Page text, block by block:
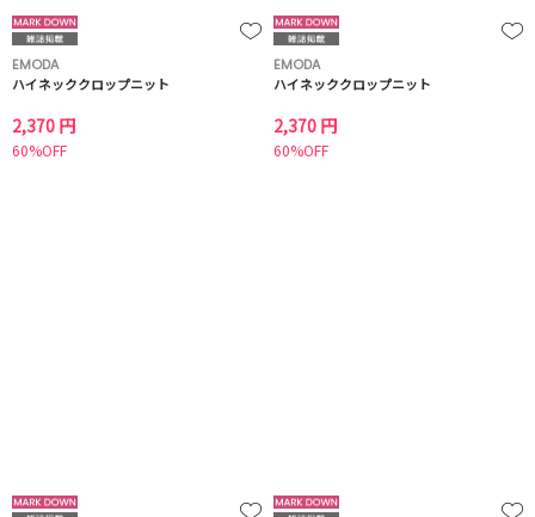
EMODA
ハイネッククロップニット
2,370 円
60%OFF
EMODA
ハイネッククロップニット
2,370 円
60%OFF